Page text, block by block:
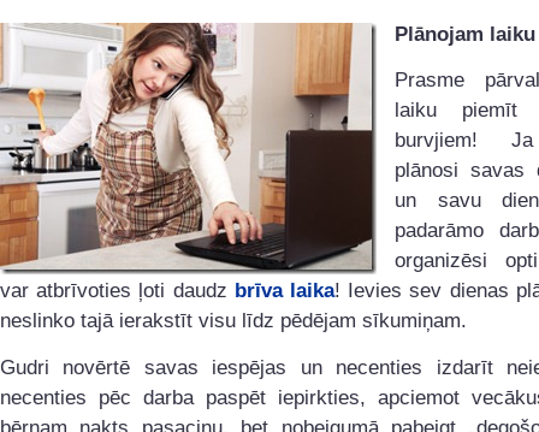
Plānojam laiku
Prasme
laiku
burvjiem!
plānosi savas
un savu
padarāmo
organizēsi
var atbrīvoties ļoti daudz brīva laika! Ievies sev dienas
neslinko tajā ierakstīt visu līdz pēdējam sīkumiņam.
Gudri novērtē savas iespējas un necenties izdarīt
necenties pēc darba paspēt iepirkties, apciemot
bērnam nakts pasaciņu, bet nobeigumā pabeigt